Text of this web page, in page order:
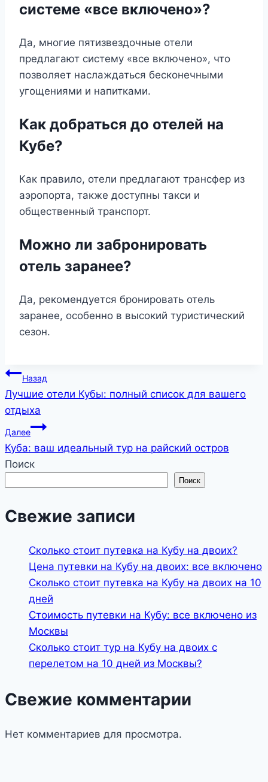
системе «все включено»?
Да, многие пятизвездочные отели
предлагают систему «все включено», что
позволяет наслаждаться бесконечными
угощениями и напитками.
Как добраться до отелей на
Кубе?
Как правило, отели предлагают трансфер из
аэропорта, также доступны такси и
общественный транспорт.
Можно ли забронировать
отель заранее?
Да, рекомендуется бронировать отель
заранее, особенно в высокий туристический
сезон.
Навигация
по
записям
Назад
Лучшие отели Кубы: полный список для вашего
отдыха
Далее
Куба: ваш идеальный тур на райский остров
Поиск
Поиск
Свежие записи
Сколько стоит путевка на Кубу на двоих?
Цена путевки на Кубу на двоих: все включено
Сколько стоит путевка на Кубу на двоих на 10
дней
Стоимость путевки на Кубу: все включено из
Москвы
Сколько стоит тур на Кубу на двоих с
перелетом на 10 дней из Москвы?
Свежие комментарии
Нет комментариев для просмотра.